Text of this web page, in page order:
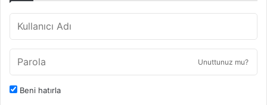
Unuttunuz mu?
Beni hatırla